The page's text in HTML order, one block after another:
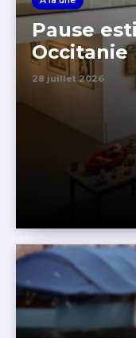
Pause
Occitanie
28 juillet 2026